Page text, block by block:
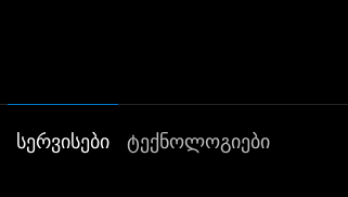
სერვისები ტექნოლოგიები